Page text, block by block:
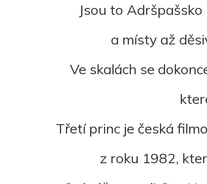
Jsou to
a místy až
Ve skalách se
Třetí princ je česká
z roku 1982,